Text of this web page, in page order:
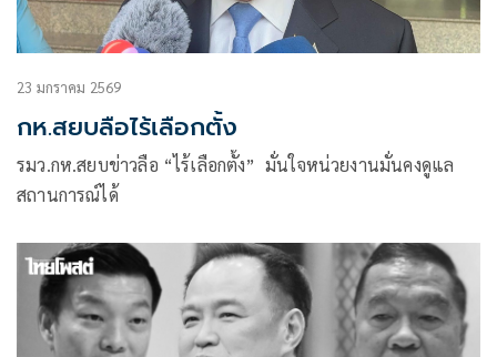
23 มกราคม 2569
กห.สยบลือไร้เลือกตั้ง
รมว.กห.สยบข่าวลือ “ไร้เลือกตั้ง” มั่นใจหน่วยงานมั่นคงดูแล
สถานการณ์ได้